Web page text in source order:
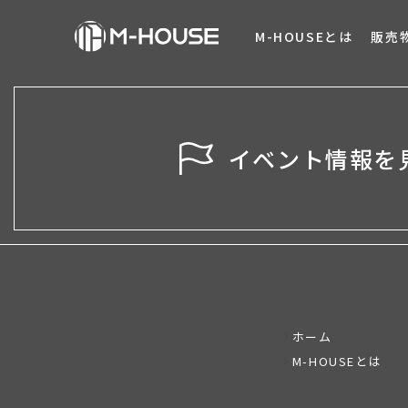
M-HOUSEとは 販売
イベント情報を
ホーム
M-HOUSEとは